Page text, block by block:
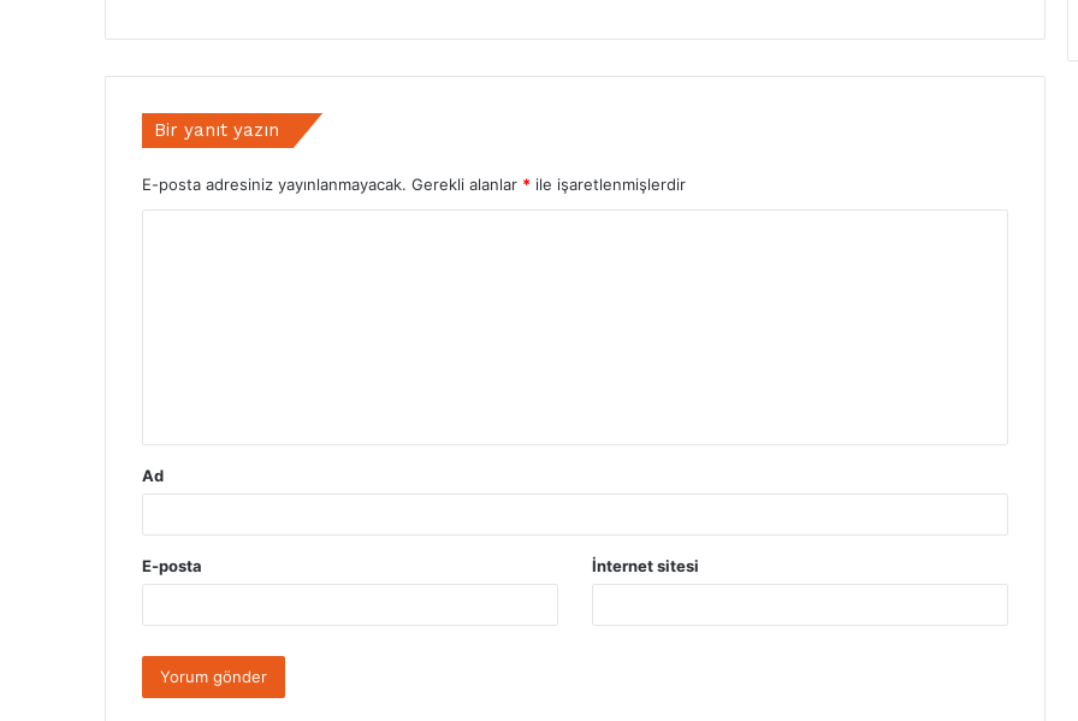
Bir yanıt yazın
E-posta adresiniz yayınlanmayacak. Gerekli alanlar * ile işaretlenmişlerdir
Ad
E-posta İnternet sitesi